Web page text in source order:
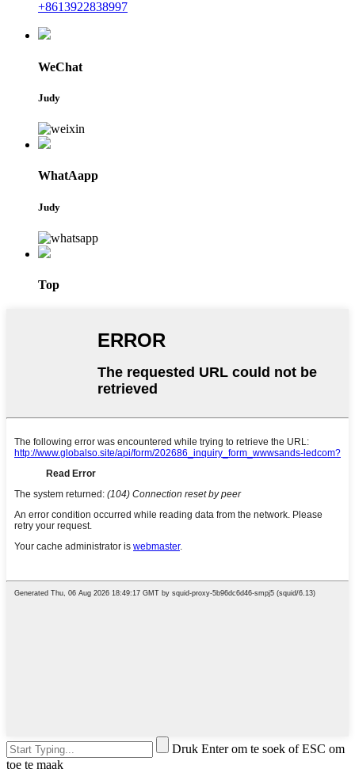
+8613922838997
WeChat
Judy
WhatAapp
Judy
Top
Druk Enter om te soek of ESC om
toe te maak